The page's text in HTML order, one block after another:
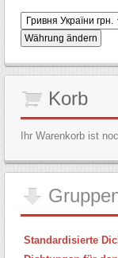
Korb
Ihr Warenkorb ist
Standardisierte